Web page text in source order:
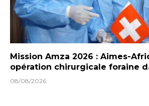
Mission Amza 2026 : Aimes-
opération chirurgicale foraine
08/08/2026